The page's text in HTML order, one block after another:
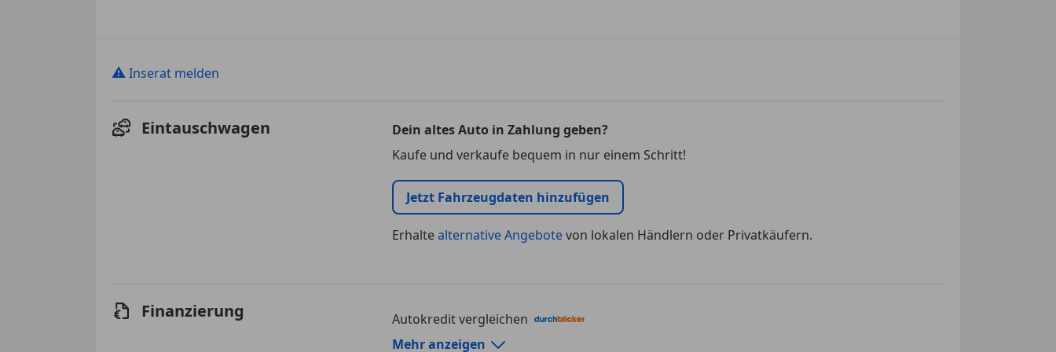
⚠ Inserat melden
Eintauschwagen
Dein altes Auto in Zahlung geben?
Kaufe und verkaufe bequem in nur einem Schritt!
Jetzt Fahrzeugdaten hinzufügen
Erhaltealternative Angebotevon lokalen Händlern oder Privatkäufern.
Finanzierung
Autokredit vergleichen
Autokredit-Rechner von durchblicker.at
Mehr anzeigen